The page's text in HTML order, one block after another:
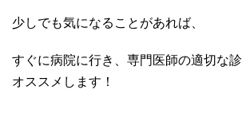
少しでも気になることがあれば、
すぐに病院に行き、専門医師の適切な
オススメします！